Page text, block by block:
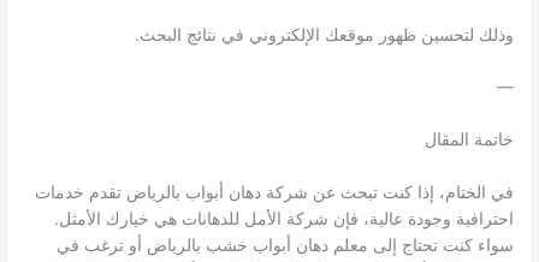
وذلك لتحسين ظهور موقعك الإلكتروني في نتائج البحث.
—
خاتمة المقال
في الختام، إذا كنت تبحث عن شركة دهان أبواب بالرياض تقدم خدمات
احترافية وجودة عالية، فإن شركة الأمل للدهانات هي خيارك الأمثل.
سواء كنت تحتاج إلى معلم دهان أبواب خشب بالرياض أو ترغب في